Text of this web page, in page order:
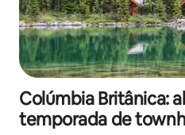
Colúmbia Britânica:
temporada de